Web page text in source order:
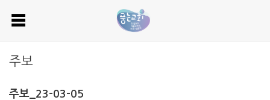
주보
주보_23-03-05